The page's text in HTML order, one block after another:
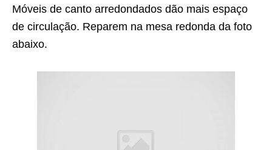
Móveis de canto arredondados dão mais espaço
de circulação. Reparem na mesa redonda da foto
abaixo.